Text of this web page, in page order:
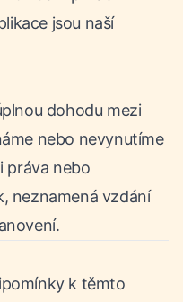
jsou naší
dohodu mezi
nebo nevynutíme
práva nebo
neznamená vzdání
k těmto